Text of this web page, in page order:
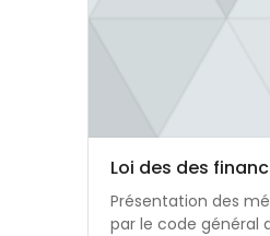
Catégorie de
Nom du cours
Loi des des
Résumé du cours :
Présentation des
par le code général